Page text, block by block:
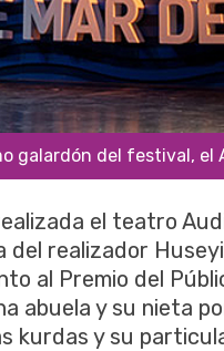
galardón del festival, el
el teatro
del realizador
al Premio del
abuela y su nieta
kurdas y su